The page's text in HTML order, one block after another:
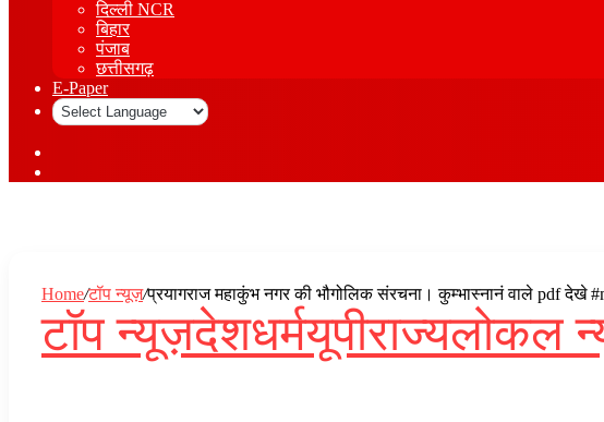
दिल्ली NCR
बिहार
पंजाब
छत्तीसगढ़
E-Paper
Home/टॉप न्यूज़/प्रयागराज महाकुंभ नगर की भौगोलिक संरचना। कुम्भास्नानं वाले pdf देखे
टॉप न्यूज़देशधर्मयूपीराज्यलोकल